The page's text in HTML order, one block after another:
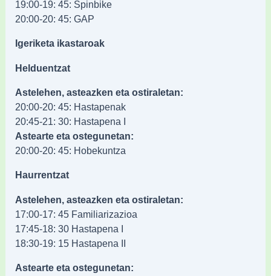
19:00-19: 45: Spinbike
20:00-20: 45: GAP
Igeriketa ikastaroak
Helduentzat
Astelehen, asteazken eta ostiraletan:
20:00-20: 45: Hastapenak
20:45-21: 30: Hastapena I
Astearte eta ostegunetan:
20:00-20: 45: Hobekuntza
Haurrentzat
Astelehen, asteazken eta ostiraletan:
17:00-17: 45 Familiarizazioa
17:45-18: 30 Hastapena I
18:30-19: 15 Hastapena II
Astearte eta ostegunetan: